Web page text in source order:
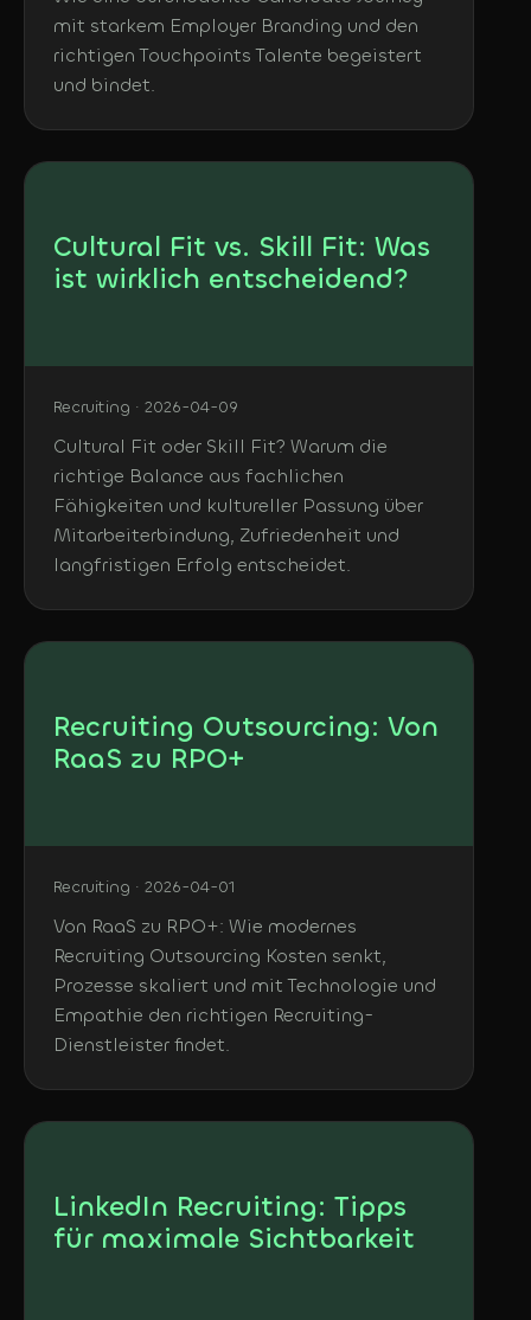
mit starkem Employer Branding und den
richtigen Touchpoints Talente begeistert
und bindet.
Cultural Fit vs. Skill Fit: Was
ist wirklich entscheidend?
Recruiting · 2026-04-09
Cultural Fit oder Skill Fit? Warum die
richtige Balance aus fachlichen
Fähigkeiten und kultureller Passung über
Mitarbeiterbindung, Zufriedenheit und
langfristigen Erfolg entscheidet.
Recruiting Outsourcing: Von
RaaS zu RPO+
Recruiting · 2026-04-01
Von RaaS zu RPO+: Wie modernes
Recruiting Outsourcing Kosten senkt,
Prozesse skaliert und mit Technologie und
Empathie den richtigen Recruiting-
Dienstleister findet.
LinkedIn Recruiting: Tipps
für maximale Sichtbarkeit